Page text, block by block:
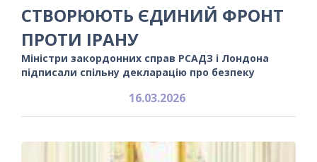
СТВОРЮЮТЬ ЄДИНИЙ ФРОНТ
ПРОТИ ІРАНУ
Міністри закордонних справ РСАДЗ і Лондона
підписали спільну декларацію про безпеку
16.03.2026